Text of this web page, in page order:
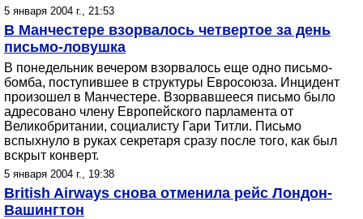
5 января 2004 г., 21:53
В Манчестере взорвалось четвертое за день
письмо-ловушка
В понедельник вечером взорвалось еще одно письмо-
бомба, поступившее в структуры Евросоюза. Инцидент
произошел в Манчестере. Взорвавшееся письмо было
адресовано члену Европейского парламента от
Великобритании, социалисту Гари Титли. Письмо
вспыхнуло в руках секретаря сразу после того, как был
вскрыт конверт.
5 января 2004 г., 19:38
British Airways снова отменила рейс Лондон-
Вашингтон